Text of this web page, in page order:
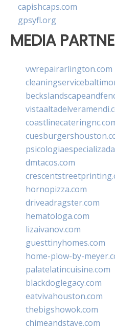
capishcaps.com
gpsyfl.org
MEDIA
vwrepairarlington.com
dmtacos.com
hornopizza.com
driveadragster.com
hematologa.com
lizaivanov.com
guesttinyhomes.com
home-plow-by-
palatelatincuisine.com
blackdoglegacy.com
eatvivahouston.com
thebigshowok.com
chimeandstave.com